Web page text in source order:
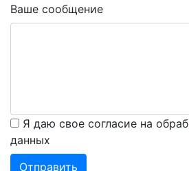
Ваше сообщение
Я даю свое согласие на
данных